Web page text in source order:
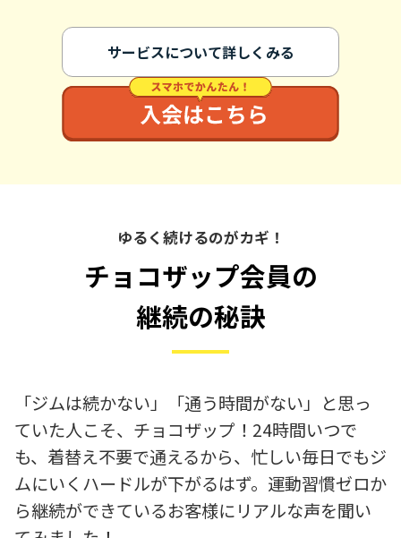
サービスについて詳しくみる
ゆるく続けるのがカギ！
チョコザップ会員の
継続の秘訣
「ジムは続かない」「通う時間がない」と思っ
ていた人こそ、チョコザップ！24時間いつで
も、着替え不要で通えるから、忙しい毎日でもジ
ムにいくハードルが下がるはず。運動習慣ゼロか
ら継続ができているお客様にリアルな声を聞い